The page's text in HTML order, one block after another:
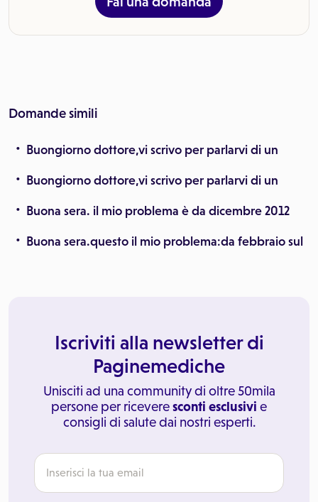
Domande simili
Buongiorno dottore,vi scrivo per parlarvi di un
Buongiorno dottore,vi scrivo per parlarvi di un
Buona sera. il mio problema è da dicembre 2012
Buona sera.questo il mio problema:da febbraio sul
Iscriviti alla newsletter di
Paginemediche
Unisciti ad una community di oltre 50mila
persone per riceveresconti esclusivi e
consigli di salute dai nostri esperti.